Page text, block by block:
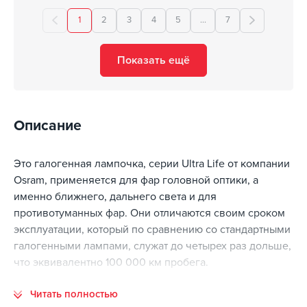
Показать ещё
1 2 3 4 5 ... 7
Описание
Это галогенная лампочка, серии Ultra Life от компании
Osram, применяется для фар головной оптики, а
именно ближнего, дальнего света и для
противотуманных фар. Они отличаются своим сроком
эксплуатации, который по сравнению со стандартными
галогенными лампами, служат до четырех раз дольше,
что эквивалентно 100 000 км пробега.
Это лучшее решение для тех водителей, кто часто
Читать полностью